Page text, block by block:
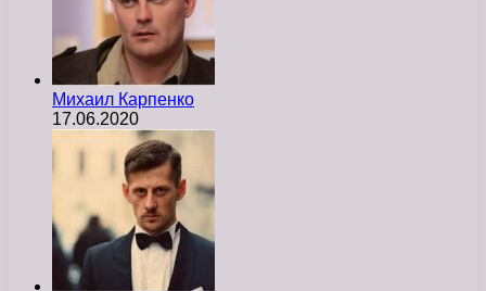
Михаил Карпенко
17.06.2020